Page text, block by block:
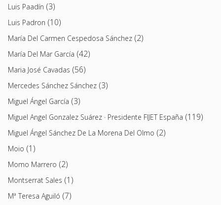
Luis Paadín (3)
Luis Padron (10)
María Del Carmen Cespedosa Sánchez (2)
María Del Mar García (42)
Maria José Cavadas (56)
Mercedes Sánchez Sánchez (3)
Miguel Ángel García (3)
Miguel Angel Gonzalez Suárez · Presidente FIJET España (119)
Miguel Ángel Sánchez De La Morena Del Olmo (2)
Moio (1)
Momo Marrero (2)
Montserrat Sales (1)
Mª Teresa Aguiló (7)